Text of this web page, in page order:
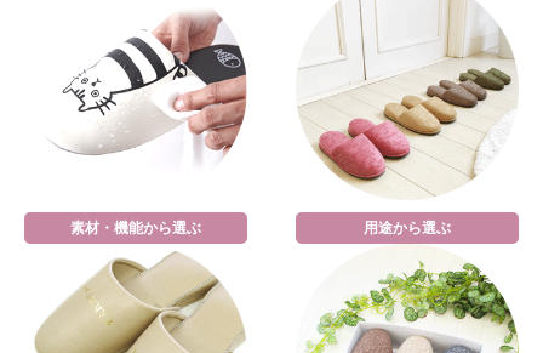
素材・機能から選ぶ 用途から選ぶ